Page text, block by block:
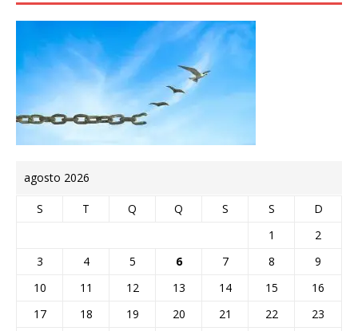
agosto 2026
S T Q Q S S
D
1
2
3
4 5 6 7 8
9
10
11 12 13 14 15
16
17
18 19 20 21 22 23